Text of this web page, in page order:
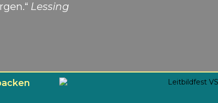
Lessing